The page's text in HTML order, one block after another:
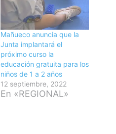
Mañueco anuncia que la
Junta implantará el
próximo curso la
educación gratuita para los
niños de 1 a 2 años
12 septiembre, 2022
En «REGIONAL»